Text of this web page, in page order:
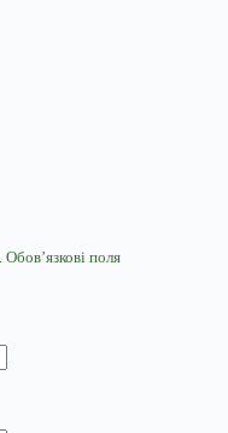
Обов’язкові поля